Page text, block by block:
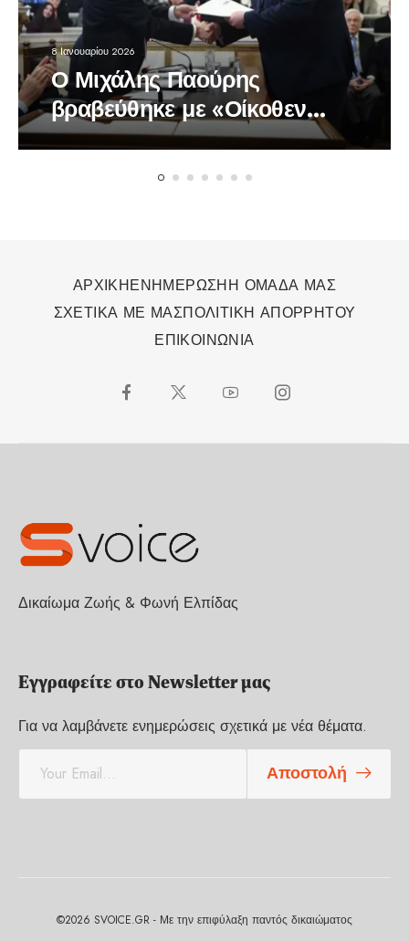
8 Ιανουαρίου 2026
Ο Μιχάλης Παούρης
βραβεύθηκε με «Οίκοθεν
Βραβείο»
ΑΡΧΙΚΗΕΝΗΜΕΡΩΣΗΗ ΟΜΑΔΑ ΜΑΣ
ΣΧΕΤΙΚΑ ΜΕ ΜΑΣΠΟΛΙΤΙΚΗ ΑΠΟΡΡΗΤΟΥ
ΕΠΙΚΟΙΝΩΝΙΑ
Δικαίωμα Ζωής & Φωνή Ελπίδας
Εγγραφείτε στο Newsletter μας
Για να λαμβάνετε ενημερώσεις σχετικά με νέα θέματα.
a
Αποστολή
©2026 SVOICE.GR - Με την επιφύλαξη παντός δικαιώματος